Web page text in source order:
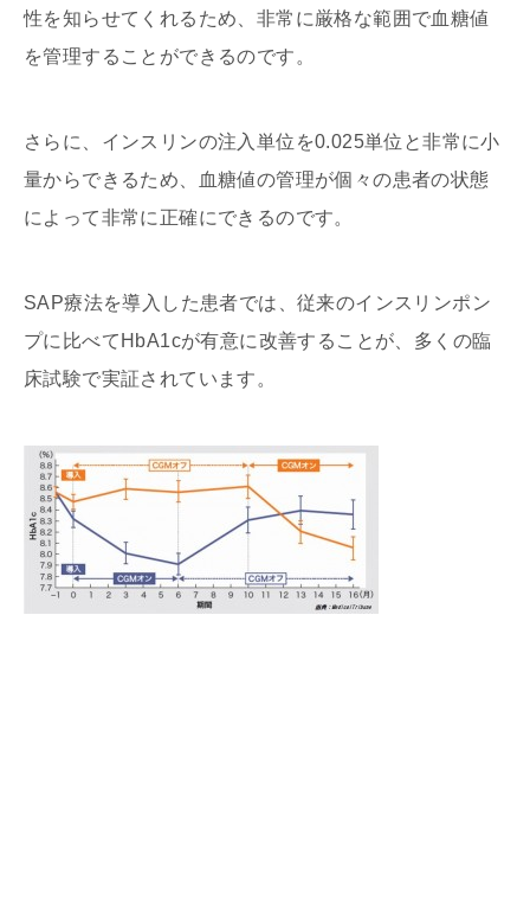
性を知らせてくれるため、非常に厳格な範囲で血糖値
を管理することができるのです。
さらに、インスリンの注入単位を0.025単位と非常に小
量からできるため、血糖値の管理が個々の患者の状態
によって非常に正確にできるのです。
SAP療法を導入した患者では、従来のインスリンポン
プに比べてHbA1cが有意に改善することが、多くの臨
床試験で実証されています。